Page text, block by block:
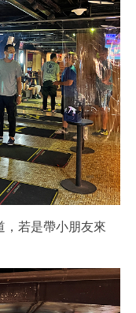
，若是帶小朋友來